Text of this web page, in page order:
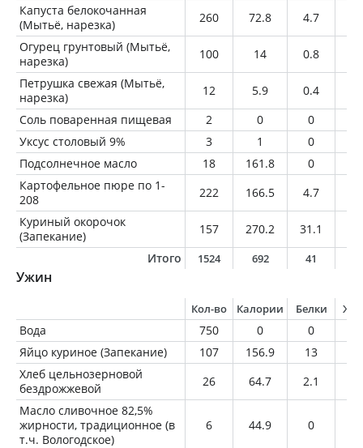
Капуста белокочанная
(Мытьё, нарезка)
260 72.8 4.7
Огурец грунтовый (Мытьё,
нарезка)
100 14 0.8
Петрушка свежая (Мытьё,
нарезка)
12 5.9 0.4
Соль поваренная пищевая
2 0 0
Уксус столовый 9%
3 1 0
Подсолнечное масло
18 161.8 0
Картофельное пюре по 1-
208
222 166.5 4.7
Куриный окорочок
(Запекание)
157 270.2 31.1
Итого
1524 692 41
Ужин
Кол-во Калории Белки
Вода 750 0 0
Яйцо куриное (Запекание)
107 156.9 13
Хлеб цельнозерновой
бездрожжевой
26 64.7 2.1
Масло сливочное 82,5%
жирности, традиционное (в
т.ч. Вологодское)
6 44.9 0